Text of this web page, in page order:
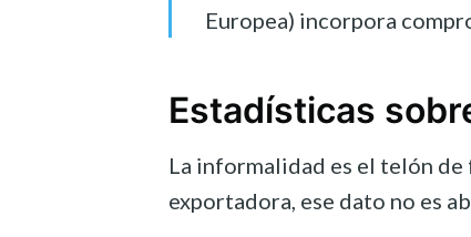
Europea) incorpora
Estadísticas
La informalidad es el telón
exportadora, ese dato no es